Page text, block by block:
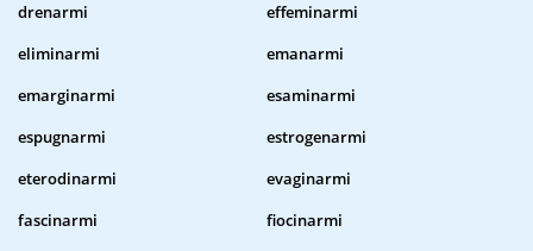
drenarmi
effeminarmi
eliminarmi
emanarmi
emarginarmi
esaminarmi
espugnarmi
estrogenarmi
eterodinarmi
evaginarmi
fascinarmi
fiocinarmi